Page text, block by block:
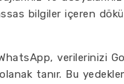
bilgiler içeren
verilerinizi
tanır. Bu